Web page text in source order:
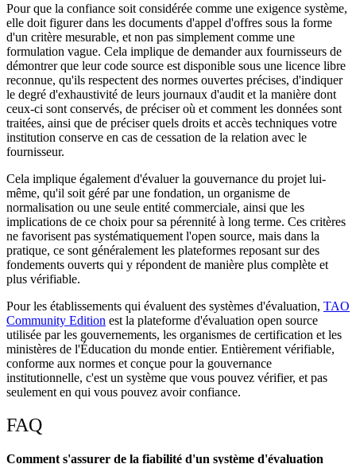
Pour que la confiance soit considérée comme une exigence système,
elle doit figurer dans les documents d'appel d'offres sous la forme
d'un critère mesurable, et non pas simplement comme une
formulation vague. Cela implique de demander aux fournisseurs de
démontrer que leur code source est disponible sous une licence libre
reconnue, qu'ils respectent des normes ouvertes précises, d'indiquer
le degré d'exhaustivité de leurs journaux d'audit et la manière dont
ceux-ci sont conservés, de préciser où et comment les données sont
traitées, ainsi que de préciser quels droits et accès techniques votre
institution conserve en cas de cessation de la relation avec le
fournisseur.
Cela implique également d'évaluer la gouvernance du projet lui-
même, qu'il soit géré par une fondation, un organisme de
normalisation ou une seule entité commerciale, ainsi que les
implications de ce choix pour sa pérennité à long terme. Ces critères
ne favorisent pas systématiquement l'open source, mais dans la
pratique, ce sont généralement les plateformes reposant sur des
fondements ouverts qui y répondent de manière plus complète et
plus vérifiable.
Pour les établissements qui évaluent des systèmes d'évaluation, TAO
Community Edition est la plateforme d'évaluation open source
utilisée par les gouvernements, les organismes de certification et les
ministères de l'Éducation du monde entier. Entièrement vérifiable,
conforme aux normes et conçue pour la gouvernance
institutionnelle, c'est un système que vous pouvez vérifier, et pas
seulement en qui vous pouvez avoir confiance.
FAQ
Comment s'assurer de la fiabilité d'un système d'évaluation